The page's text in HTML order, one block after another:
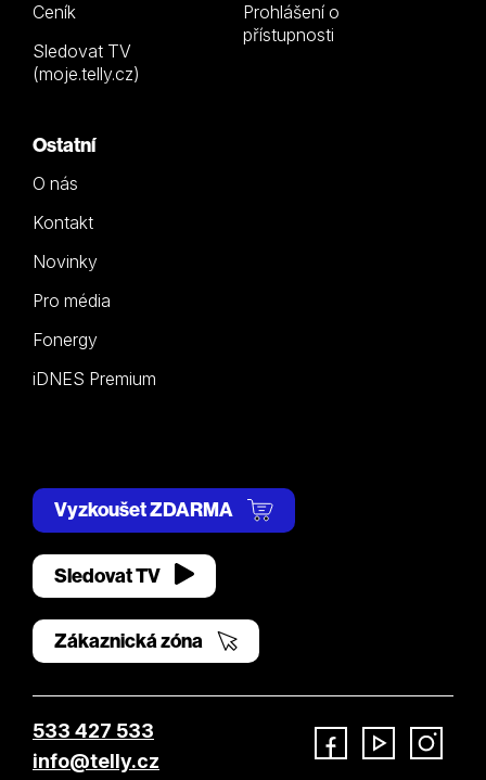
Ceník
Sledovat TV
(moje.telly.cz)
Prohlášení o
přístupnosti
Ostatní
O nás
Kontakt
Novinky
Pro média
Fonergy
iDNES Premium
Vyzkoušet ZDARMA
Sledovat TV
Zákaznická zóna
533 427 533
info@telly.cz